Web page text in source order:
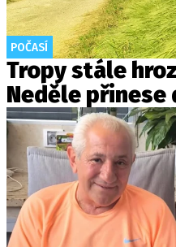
POČASÍ
Tropy stále
Neděle